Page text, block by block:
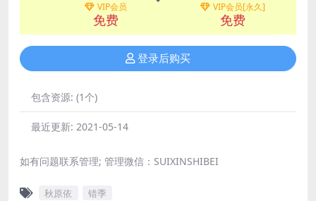
VIP会员
免费
VIP会员[永久]
免费
登录后购买
包含资源: (1个)
最近更新: 2021-05-14
如有问题联系管理; 管理微信：SUIXINSHIBEI
秋原依 错季